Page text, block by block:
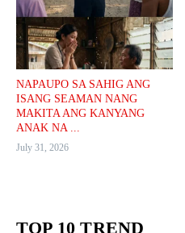
NAPAUPO SA SAHIG ANG
ISANG SEAMAN NANG
MAKITA ANG KANYANG
ANAK NA ...
July 31, 2026
TOP 10 TREND